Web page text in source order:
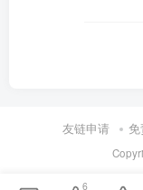
友链申请 免
6